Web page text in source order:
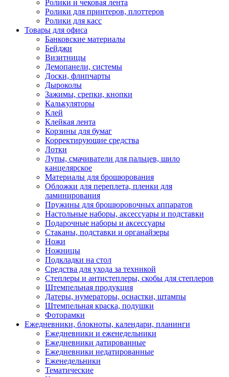
Ролики и чековая лента
Ролики для принтеров, плоттеров
Ролики для касс
Товары для офиса
Банковские материалы
Бейджи
Визитницы
Демопанели, системы
Доски, флипчарты
Дыроколы
Зажимы, срепки, кнопки
Калькуляторы
Клей
Клейкая лента
Корзины для бумаг
Корректирующие средства
Лотки
Лупы, смачиватели для пальцев, шило
канцелярское
Материалы для брошюрования
Обложки для переплета, пленки для
ламинирования
Пружины для брошюровочных аппаратов
Настольные наборы, аксессуары и подставки
Подарочные наборы и аксессуары
Стаканы, подставки и органайзеры
Ножи
Ножницы
Подкладки на стол
Средства для ухода за техникой
Степлеры и антистеплеры, скобы для степлеров
Штемпельная продукция
Датеры, нумераторы, оснастки, штампы
Штемпельная краска, подушки
Фоторамки
Ежедневники, блокноты, календари, планинги
Ежедневники и еженедельники
Ежедневники датированные
Ежедневники недатированные
Еженедельники
Тематические